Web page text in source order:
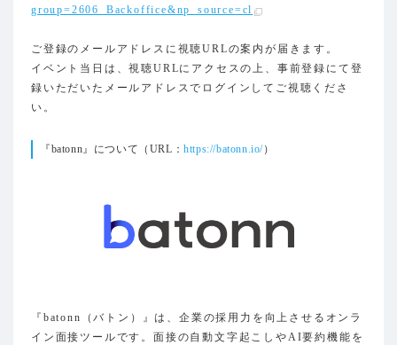
group=2606_Backoffice&np_source=cl
ご登録のメールアドレスに視聴URLの案内が届きます。
イベント当日は、視聴URLにアクセスの上、事前登録にて登
録いただいたメールアドレスでログインしてご視聴くださ
い。
『batonn』について（URL：https://batonn.io/）
『batonn（バトン）』は、企業の採用力を向上させるオンラ
イン面接ツールです。面接の自動文字起こしやAI要約機能を